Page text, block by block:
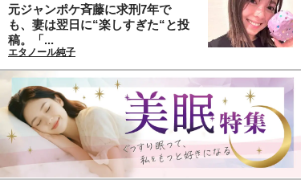
元ジャンポケ斉藤に求刑7年で
も、妻は翌日に“楽しすぎた“と投
稿。「...
エタノール純子